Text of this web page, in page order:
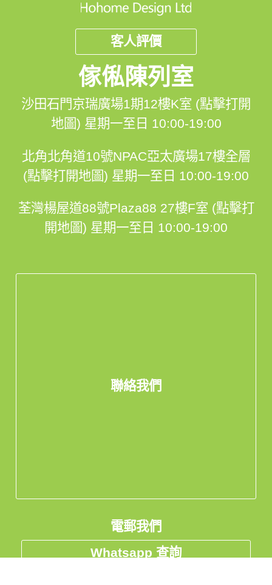
客人評價
傢俬陳列室
沙田石門京瑞廣場1期12樓K室 (點擊打開
地圖) 星期一至日 10:00-19:00
北角北角道10號NPAC亞太廣場17樓全層
(點擊打開地圖) 星期一至日 10:00-19:00
荃灣楊屋道88號Plaza88 27樓F室 (點擊打
開地圖) 星期一至日 10:00-19:00
聯絡我們
電郵我們
Whatsapp 查詢